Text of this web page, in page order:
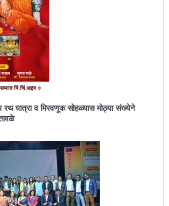
रथ यात्रा व मिरवणूक सोहळ्यास मोठ्या संख्येने